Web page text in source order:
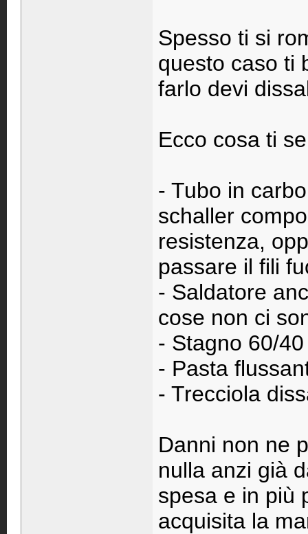
Spesso ti si
questo caso ti
farlo devi
Ecco cosa ti
- Tubo in
schaller
resistenza,
passare il fili
- Saldatore
cose non ci
- Stagno 60/40
- Pasta
- Trecciola
Danni non ne
nulla anzi già
spesa e in più
acquisita la